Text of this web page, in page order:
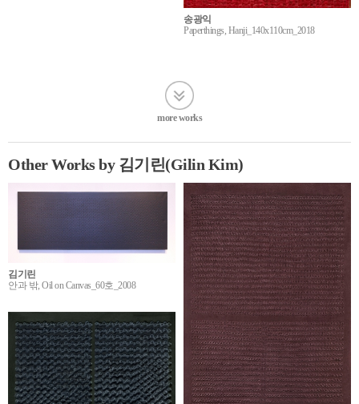
송광익
Paperthings, Hanji_140x110cm_2018
more works
Other Works by 김기린(Gilin Kim)
김기린
안과 밖, Oil on Canvas_60호_2008